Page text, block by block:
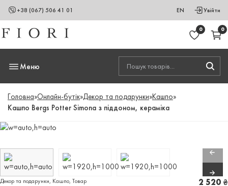
+38 (067) 506 41 01 EN Увійти
0 0
Меню
Головна»Онлайн-бутік»Декор та подарунки»Кашпо»
Кашпо Bergs Potter Simona з піддоном, кераміка
Декор та подарунки, Кашпо, Товар 2 520 ₴